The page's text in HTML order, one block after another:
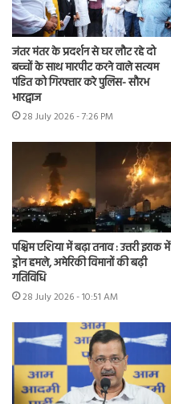
जंतर मंतर के प्रदर्शन से घर लौट रहे दो
बच्चों के साथ मारपीट करने वाले सत्यम
पंडित को गिरफ्तार करे पुलिस- सौरभ
भारद्वाज
28 July 2026 - 7:26 PM
पश्चिम एशिया में बढ़ा तनाव : उत्तरी इराक में
ड्रोन हमले, अमेरिकी विमानों की बढ़ी
गतिविधि
28 July 2026 - 10:51 AM